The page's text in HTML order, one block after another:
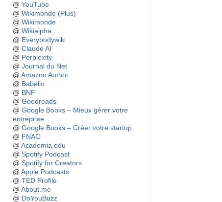
@ YouTube
@ Wikimonde (Plus)
@ Wikimonde
@ Wikialpha
@ Everybodywiki
@ Claude AI
@ Perplexity
@ Journal du Net
@ Amazon Author
@ Babelio
@ BNF
@ Goodreads
@ Google Books – Mieux gérer votre
entreprise
@ Google Books – Créer votre startup
@ FNAC
@ Academia.edu
@ Spotify Podcast
@ Spotify for Creators
@ Apple Podcasts
@ TED Profile
@ About.me
@ DoYouBuzz